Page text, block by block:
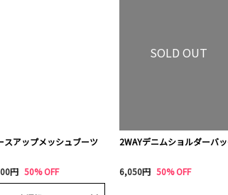
スアップメッシュブーツ
円 50% OFF
SOLD OUT
2WAYデニムショルダーバ
6,050円 50% OFF